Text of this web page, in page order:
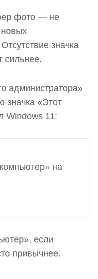
фото — не
значка
сильнее.
администратора»
значка «Этот
Windows 11:
на
если
привычнее.